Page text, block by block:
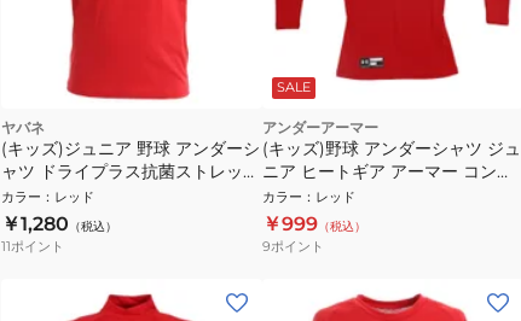
ヤバネ
(キッズ)ジュニア 野球 アンダーシ
ャツ ドライプラス抗菌ストレッチ
丸首半袖シャツ YA2ABJ03-70 抗
菌効果 吸汗速乾性 抗菌防臭 UVケ
ア
カラー ： レッド
￥1,280 （税込）
11ポイント
SALE
アンダーアーマー
(キッズ)野球 アンダーシャツ ジュ
ニア ヒートギア アーマー コンプ
レッション 長袖インナー シャツ
1343026RED BB
カラー ： レッド
￥999 （税込）
9ポイント